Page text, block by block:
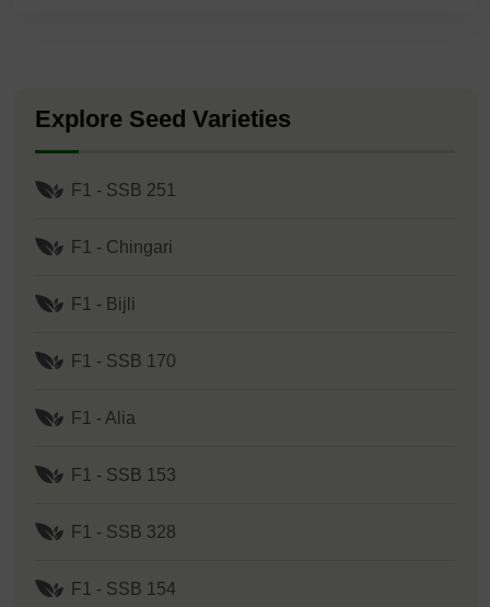
Explore Seed Varieties
F1 - SSB 251
F1 - Chingari
F1 - Bijli
F1 - SSB 170
F1 - Alia
F1 - SSB 153
F1 - SSB 328
F1 - SSB 154